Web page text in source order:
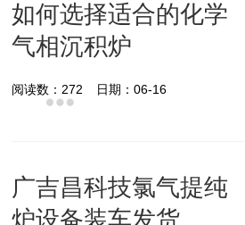
如何选择适合的化学
气相沉积炉
阅读数：272 日期：06-16
广吉昌科技氯气提纯